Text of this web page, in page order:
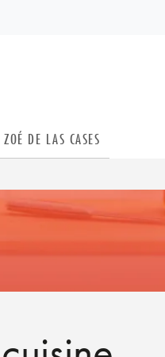
ZOÉ DE LAS CASES